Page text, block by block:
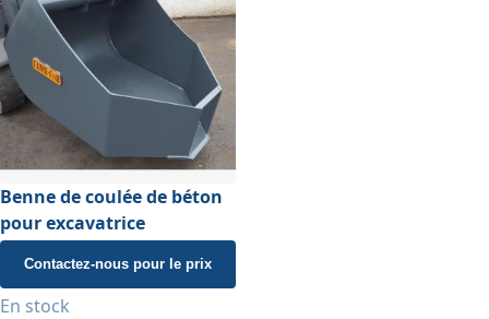
Benne de coulée de béton
pour excavatrice
Contactez-nous pour le prix
En stock